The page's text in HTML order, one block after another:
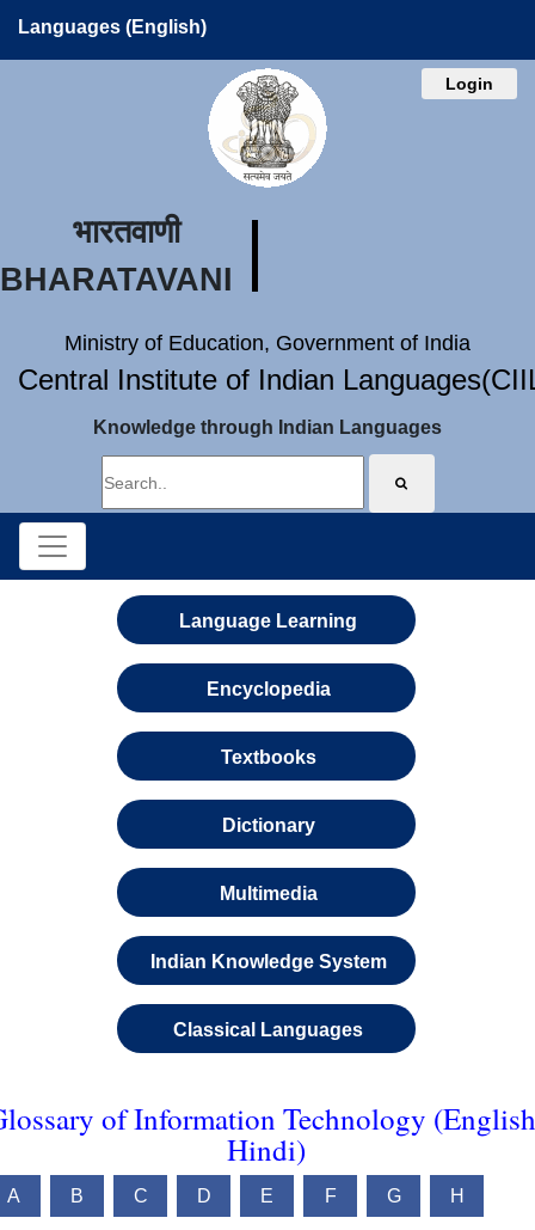
Languages (English)
Login
भारतवाणी
BHARATAVANI
Ministry of Education, Government of India
Central Institute of Indian
Knowledge through Indian Languages
Language Learning
Encyclopedia
Textbooks
Dictionary
Multimedia
Indian Knowledge System
Classical Languages
of Information Technology
Hindi)
A B C D E F G H